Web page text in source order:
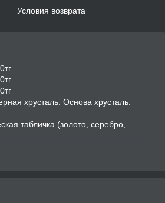
Условия возврата
хрусталь. Основа хрусталь.
табличка (золото, серебро,